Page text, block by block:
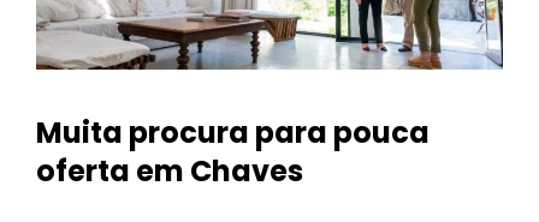
Muita procura para pouca
oferta em Chaves